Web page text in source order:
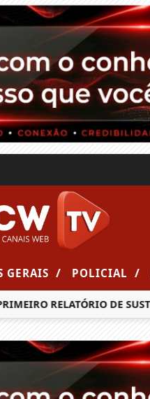
GERAIS / POLICIAL /
RELATÓRIO DE